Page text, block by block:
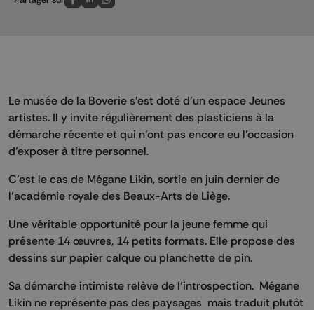
Partagez sur FaceBook
Partagez sur LinkedIn
Partagez sur Whatsapp
Le musée de la Boverie s’est doté d’un espace Jeunes
artistes. Il y invite régulièrement des plasticiens à la
démarche récente et qui n’ont pas encore eu l’occasion
d’exposer à titre personnel.
C’est le cas de Mégane Likin, sortie en juin dernier de
l’académie royale des Beaux-Arts de Liège.
Une véritable opportunité pour la jeune femme qui
présente 14 œuvres, 14 petits formats. Elle propose des
dessins sur papier calque ou planchette de pin.
Sa démarche intimiste relève de l’introspection. Mégane
Likin ne représente pas des paysages mais traduit plutôt